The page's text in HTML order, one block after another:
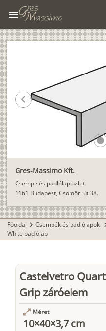
menu
Gres-Massimo Kft.
Csempe és padlólap üzlet
1161 Budapest, Csömöri út 38.
lens
chevron_left
Főoldal chevron_right Csempék és padlólapok
White padlólap
Castelvetro
Grip záróelem
Méret
10×40×3,7 cm